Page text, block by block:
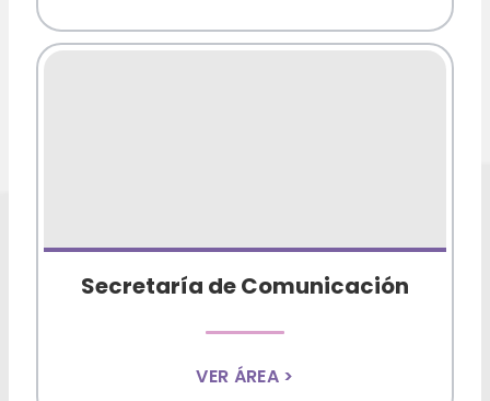
Secretaría de Comunicación
VER ÁREA >